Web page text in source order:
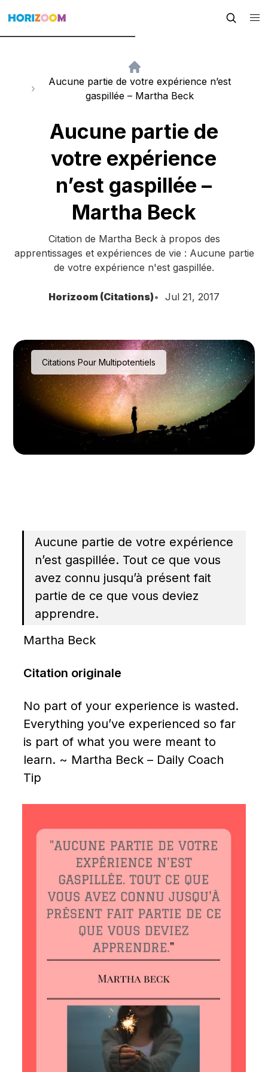
Aucune partie de votre expérience n’est
gaspillée – Martha Beck
Aucune partie de
votre expérience
n’est gaspillée –
Martha Beck
Citation de Martha Beck à propos des
apprentissages et expériences de vie : Aucune partie
de votre expérience n'est gaspillée.
Horizoom (Citations) Jul 21, 2017
Citations Pour Multipotentiels
Aucune partie de votre expérience
n’est gaspillée. Tout ce que vous
avez connu jusqu’à présent fait
partie de ce que vous deviez
apprendre.
Martha Beck
Citation originale
No part of your experience is wasted.
Everything you’ve experienced so far
is part of what you were meant to
learn. ~ Martha Beck – Daily Coach
Tip